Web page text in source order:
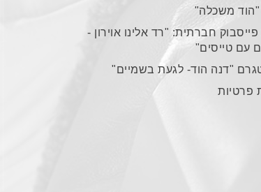
"הוד משכלה"
חברתית: "רד אלינו אוירון -
עם טייסים"
"דנה הוד- לגעת בשמיים"
פרטיות